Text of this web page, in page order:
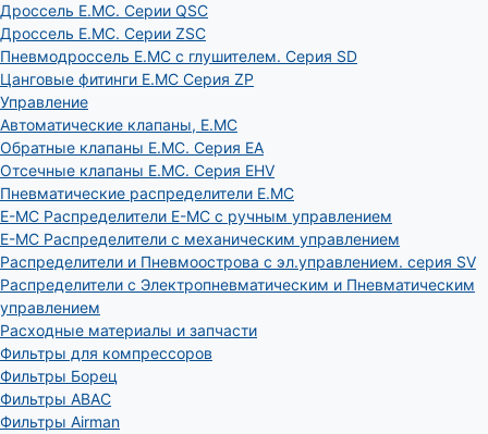
Дроссель E.MC. Серии QSC
Дроссель E.MC. Серии ZSC
Пневмодроссель E.MC с глушителем. Серия SD
Цанговые фитинги E.MC Серия ZP
Управление
Автоматические клапаны, Е.МС
Обратные клапаны E.MC. Серия EA
Отсечные клапаны E.MC. Серия EHV
Пневматические распределители E.MC
E-MC Распределители E-MC с ручным управлением
E-MC Распределители с механическим управлением
Распределители и Пневмоострова с эл.управлением. серия SV
Распределители с Электропневматическим и Пневматическим
управлением
Расходные материалы и запчасти
Фильтры для компрессоров
Фильтры Борец
Фильтры ABAC
Фильтры Airman